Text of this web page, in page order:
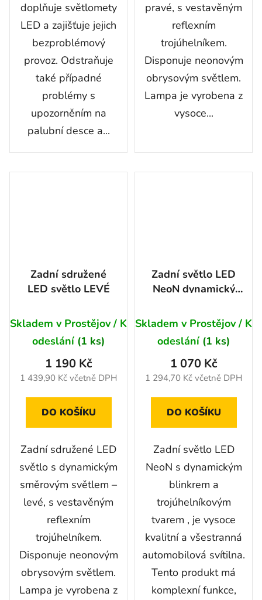
doplňuje světlomety
LED a zajišťuje jejich
bezproblémový
provoz. Odstraňuje
také případné
problémy s
upozorněním na
palubní desce a...
pravé, s vestavěným
reflexním
trojúhelníkem.
Disponuje neonovým
obrysovým světlem.
Lampa je vyrobena z
vysoce...
Zadní sdružené
LED světlo LEVÉ
Skladem v Prostějov / K
odeslání (1 ks)
1 439,90 Kč včetně DPH
1 190 Kč
DO KOŠÍKU
Zadní sdružené LED
světlo s dynamickým
směrovým světlem –
levé, s vestavěným
reflexním
trojúhelníkem.
Disponuje neonovým
obrysovým světlem.
Lampa je vyrobena z
Zadní světlo LED
NeoN dynamický
trojúhelníkový
Skladem v Prostějov / K
odeslání (1 ks)
1 294,70 Kč včetně DPH
1 070 Kč
DO KOŠÍKU
Zadní světlo LED
NeoN s dynamickým
blinkrem a
trojúhelníkovým
tvarem , je vysoce
kvalitní a všestranná
automobilová svítilna.
Tento produkt má
komplexní funkce,